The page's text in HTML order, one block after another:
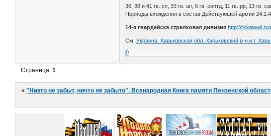
36, 38 и 41 гв. сп, 33 гв. ап, 6 гв. оиптд, 11 гв. рр, 13 гв.
Периоды вхождения в состав Действующей армии
14-я гвардейска стрелковая дивизия http://
См.Украина. Харьковская обл. Харьковский р-н и г.
0
Страница:1
»"Никто не забыт, ничто не забыто". Всенародная Книга памяти Пензенской